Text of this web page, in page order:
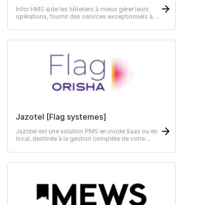
Infor HMS aide les hôteliers à mieux gérer leurs
opérations, fournir des services exceptionnels à
Jazotel [Flag systemes]
Jazotel est une solution PMS en mode Saas ou en
local, destinée à la gestion complète de votre